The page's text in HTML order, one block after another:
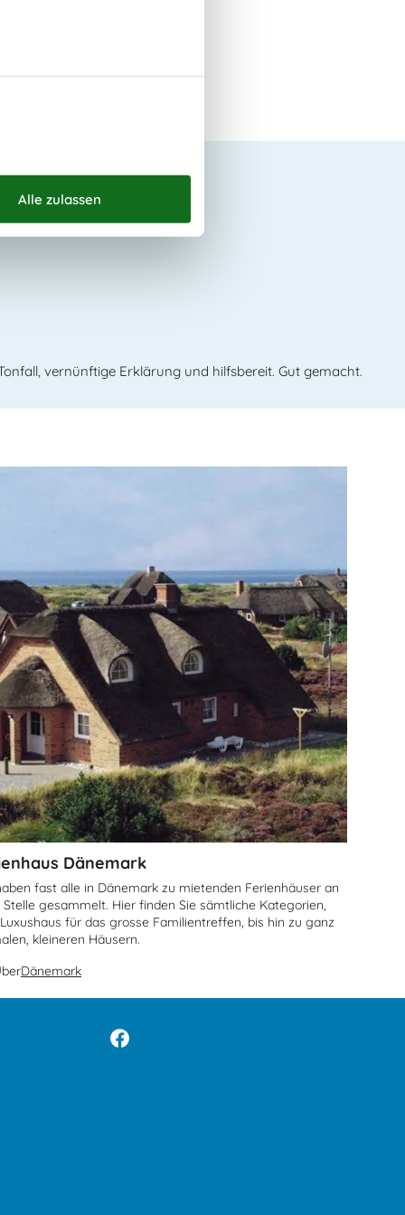
über uns
vernünftige Erklärung und hilfsbereit. Gut gemacht.
Dänemark
fast alle in Dänemark zu mietenden Ferienhäuser an
Stelle gesammelt. Hier finden Sie sämtliche Kategorien,
für das grosse Familientreffen, bis hin zu ganz
kleineren Häusern.
Dänemark